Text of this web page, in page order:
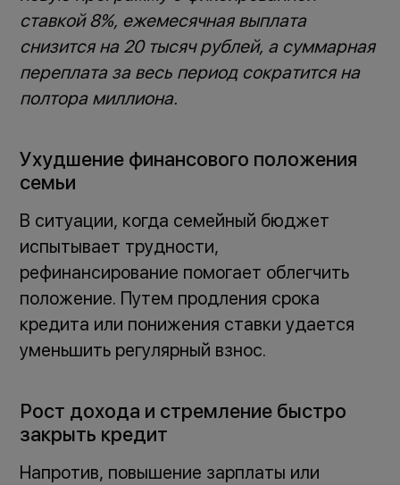
ставкой 8%, ежемесячная выплата
снизится на 20 тысяч рублей, а суммарная
переплата за весь период сократится на
полтора миллиона.
Ухудшение финансового положения
семьи
В ситуации, когда семейный бюджет
испытывает трудности,
рефинансирование помогает облегчить
положение. Путем продления срока
кредита или понижения ставки удается
уменьшить регулярный взнос.
Рост дохода и стремление быстро
закрыть кредит
Напротив, повышение зарплаты или